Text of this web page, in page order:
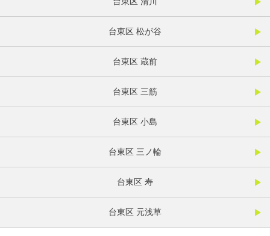
台東区 松が谷
台東区 蔵前
台東区 三筋
台東区 小島
台東区 三ノ輪
台東区 寿
台東区 元浅草